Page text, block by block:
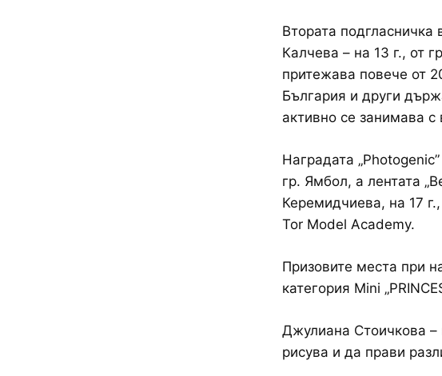
Втората подгласничка
Калчева – на 13 г., от
притежава повече от
България и други
активно се занимава
Наградата
гр. Ямбол, а лентата
Керемидчиева, на 17
Tor Model Academy.
Призовите места при
категория Mini
Джулиана Стоичкова –
рисува и да прави